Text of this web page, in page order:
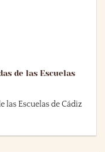
de las Escuelas
las Escuelas de Cádiz